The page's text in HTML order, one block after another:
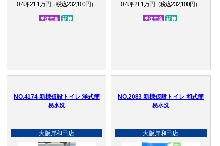
0.4坪 21.1万円（税込232,100円）
受注生産品
新棟
0.4坪 21.1万円（税込232,100円）
受注生産品
新棟
NO.4174 新棟仮設トイレ 洋式簡
易水洗
大阪岸和田店
NO.2083 新棟仮設トイレ 和式簡
易水洗
大阪岸和田店